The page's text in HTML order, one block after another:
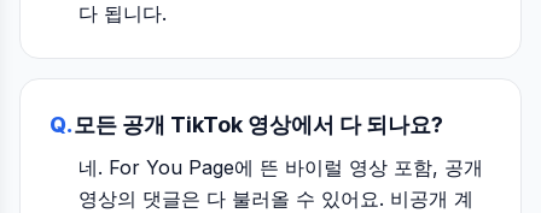
다 됩니다.
Q.모든 공개 TikTok 영상에서 다 되나요?
네. For You Page에 뜬 바이럴 영상 포함, 공개
영상의 댓글은 다 불러올 수 있어요. 비공개 계